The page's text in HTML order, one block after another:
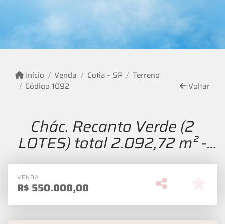
Início Venda Cotia - SP
Terreno
Código 1092
Voltar
Chác. Recanto Verde (2
LOTES) total 2.092,72 m² -
Km 39 Rap Tavares
VENDA
R$ 550.000,00